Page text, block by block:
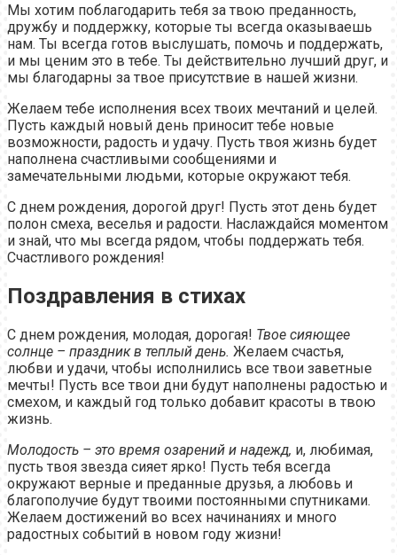
Мы хотим поблагодарить тебя за твою преданность,
дружбу и поддержку, которые ты всегда оказываешь
нам. Ты всегда готов выслушать, помочь и поддержать,
и мы ценим это в тебе. Ты действительно лучший друг, и
мы благодарны за твое присутствие в нашей жизни.
Желаем тебе исполнения всех твоих мечтаний и целей.
Пусть каждый новый день приносит тебе новые
возможности, радость и удачу. Пусть твоя жизнь будет
наполнена счастливыми сообщениями и
замечательными людьми, которые окружают тебя.
С днем рождения, дорогой друг! Пусть этот день будет
полон смеха, веселья и радости. Наслаждайся моментом
и знай, что мы всегда рядом, чтобы поддержать тебя.
Счастливого рождения!
Поздравления в стихах
С днем рождения, молодая, дорогая! Твое сияющее
солнце – праздник в теплый день. Желаем счастья,
любви и удачи, чтобы исполнились все твои заветные
мечты! Пусть все твои дни будут наполнены радостью и
смехом, и каждый год только добавит красоты в твою
жизнь.
Молодость – это время озарений и надежд, и, любимая,
пусть твоя звезда сияет ярко! Пусть тебя всегда
окружают верные и преданные друзья, а любовь и
благополучие будут твоими постоянными спутниками.
Желаем достижений во всех начинаниях и много
радостных событий в новом году жизни!